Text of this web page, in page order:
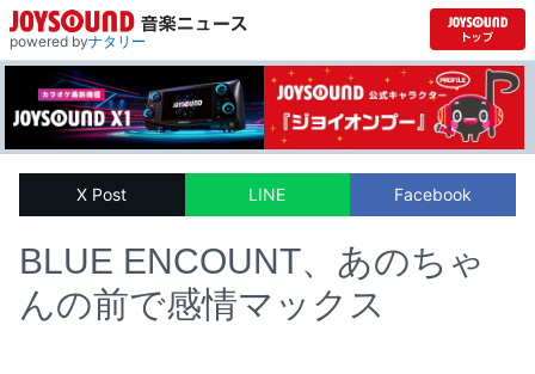
powered byナタリー
X Post LINE Facebook
BLUE ENCOUNT、あのちゃ
んの前で感情マックス